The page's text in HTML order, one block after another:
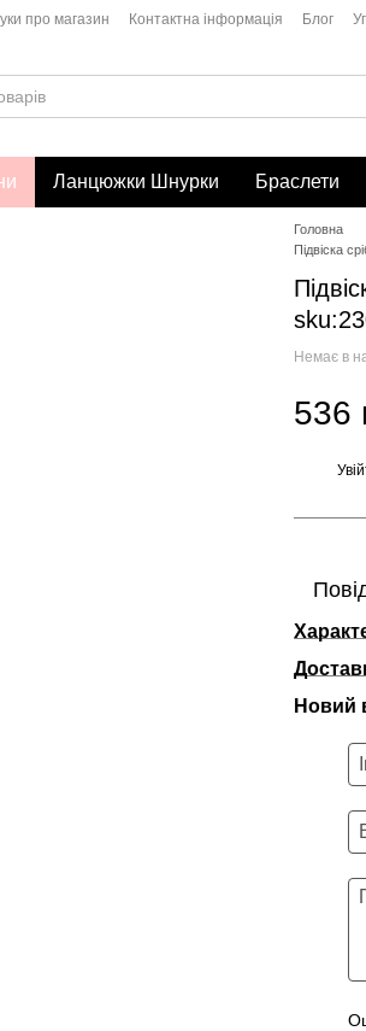
про магазин Контактна інформація Блог
Ланцюжки Шнурки Браслети
Головна
Підвіска
Немає в
536
Новий